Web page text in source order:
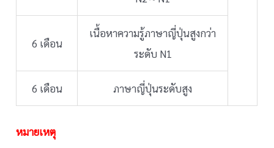
6 เดือน
เนื้อหาความรู้ภาษาญี่ปุ่นสูงกว่า
ระดับ N1
6 เดือน ภาษาญี่ปุ่นระดับสูง
หมายเหตุ